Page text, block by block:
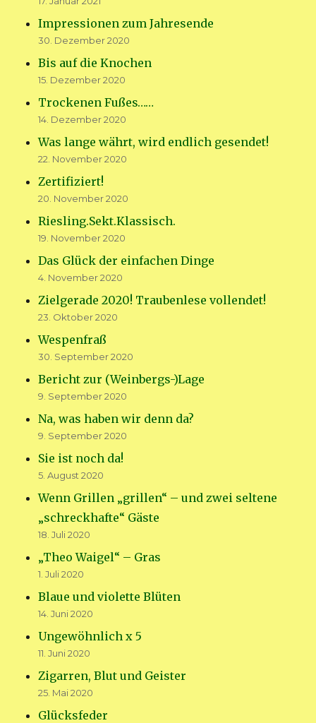
Impressionen zum Jahresende
30. Dezember 2020
Bis auf die Knochen
15. Dezember 2020
Trockenen Fußes……
14. Dezember 2020
Was lange währt, wird endlich gesendet!
22. November 2020
Zertifiziert!
20. November 2020
Riesling.Sekt.Klassisch.
19. November 2020
Das Glück der einfachen Dinge
4. November 2020
Zielgerade 2020! Traubenlese vollendet!
23. Oktober 2020
Wespenfraß
30. September 2020
Bericht zur (Weinbergs-)Lage
9. September 2020
Na, was haben wir denn da?
9. September 2020
Sie ist noch da!
5. August 2020
Wenn Grillen „grillen“ – und zwei seltene
„schreckhafte“ Gäste
18. Juli 2020
„Theo Waigel“ – Gras
1. Juli 2020
Blaue und violette Blüten
14. Juni 2020
Ungewöhnlich x 5
11. Juni 2020
Zigarren, Blut und Geister
25. Mai 2020
Glücksfeder